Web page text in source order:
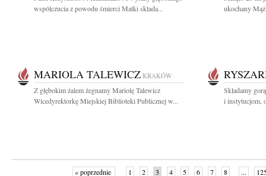
współczucia z powodu śmierci Matki składa...
ukochany
MARIOLA TALEWICZ KRAKÓW
Z głębokim żalem żegnamy Mariolę Talewicz
Wicedyrektorkę Miejskiej Biblioteki Publicznej w...
Składamy
i instytucjom,
« poprzednie 1 2 3 4 5 6 7 8 ...